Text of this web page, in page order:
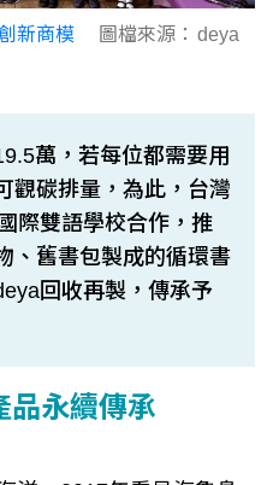
新商模 圖檔來源： deya
萬，若每位都需要用
觀碳排量，為此，台灣
際雙語學校合作，推
、舊書包製成的循環書
回收再製，傳承予
品永續傳承